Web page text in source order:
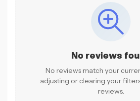
No reviews
No reviews match your
adjusting or clearing your
reviews.